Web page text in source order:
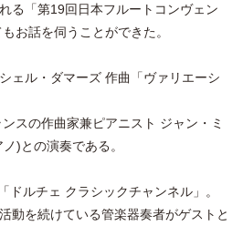
る「第19回日本フルートコンヴェン
お話を伺うことができた。
ェル・ダマーズ 作曲「ヴァリエーシ
スの作曲家兼ピアニスト ジャン・ミ
)との演奏である。
ドルチェ クラシックチャンネル」。
動を続けている管楽器奏者がゲストと